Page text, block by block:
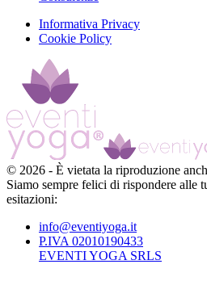
Informativa Privacy
Cookie Policy
© 2026 - È vietata la riproduzione
Siamo sempre felici di rispondere alle
esitazioni:
info@eventiyoga.it
P.IVA 02010190433
EVENTI YOGA SRLS